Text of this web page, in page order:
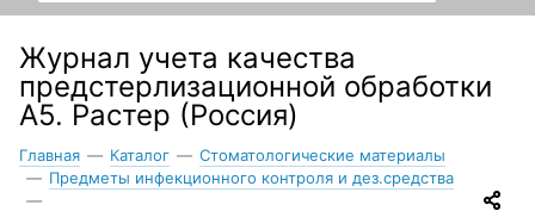
Журнал учета качества
предстерлизационной обработки
А5. Растер (Россия)
Главная — Каталог — Стоматологические материалы
— Предметы инфекционного контроля и дез.средства
—